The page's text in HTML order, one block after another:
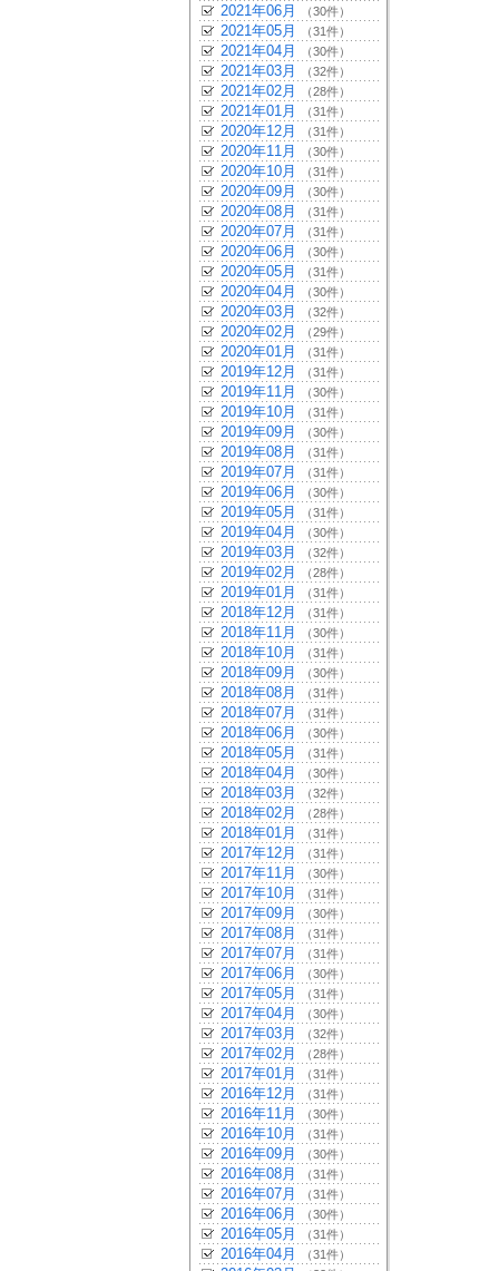
2021年06月 （30件）
2021年05月 （31件）
2021年04月 （30件）
2021年03月 （32件）
2021年02月 （28件）
2021年01月 （31件）
2020年12月 （31件）
2020年11月 （30件）
2020年10月 （31件）
2020年09月 （30件）
2020年08月 （31件）
2020年07月 （31件）
2020年06月 （30件）
2020年05月 （31件）
2020年04月 （30件）
2020年03月 （32件）
2020年02月 （29件）
2020年01月 （31件）
2019年12月 （31件）
2019年11月 （30件）
2019年10月 （31件）
2019年09月 （30件）
2019年08月 （31件）
2019年07月 （31件）
2019年06月 （30件）
2019年05月 （31件）
2019年04月 （30件）
2019年03月 （32件）
2019年02月 （28件）
2019年01月 （31件）
2018年12月 （31件）
2018年11月 （30件）
2018年10月 （31件）
2018年09月 （30件）
2018年08月 （31件）
2018年07月 （31件）
2018年06月 （30件）
2018年05月 （31件）
2018年04月 （30件）
2018年03月 （32件）
2018年02月 （28件）
2018年01月 （31件）
2017年12月 （31件）
2017年11月 （30件）
2017年10月 （31件）
2017年09月 （30件）
2017年08月 （31件）
2017年07月 （31件）
2017年06月 （30件）
2017年05月 （31件）
2017年04月 （30件）
2017年03月 （32件）
2017年02月 （28件）
2017年01月 （31件）
2016年12月 （31件）
2016年11月 （30件）
2016年10月 （31件）
2016年09月 （30件）
2016年08月 （31件）
2016年07月 （31件）
2016年06月 （30件）
2016年05月 （31件）
2016年04月 （31件）